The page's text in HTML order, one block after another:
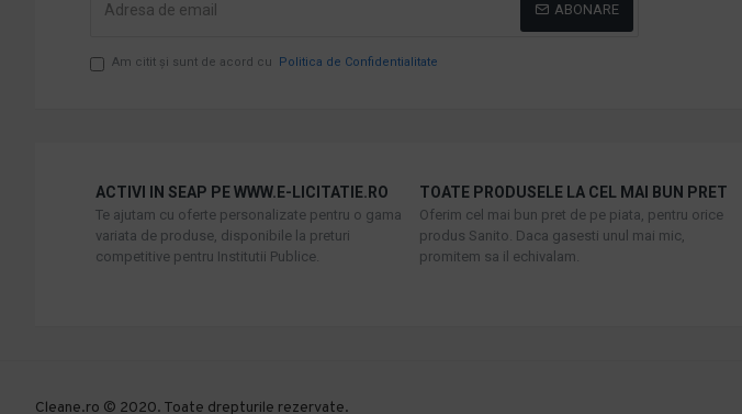
ABONARE
Am citit şi sunt de acord cu Politica de Confidentialitate
ACTIVI IN SEAP PE WWW.E-LICITATIE.RO
Te ajutam cu oferte personalizate pentru o gama
variata de produse, disponibile la preturi
competitive pentru Institutii Publice.
TOATE PRODUSELE LA CEL MAI BUN PRET
Oferim cel mai bun pret de pe piata, pentru orice
produs Sanito. Daca gasesti unul mai mic,
promitem sa il echivalam.
Cleane.ro © 2020. Toate drepturile rezervate.